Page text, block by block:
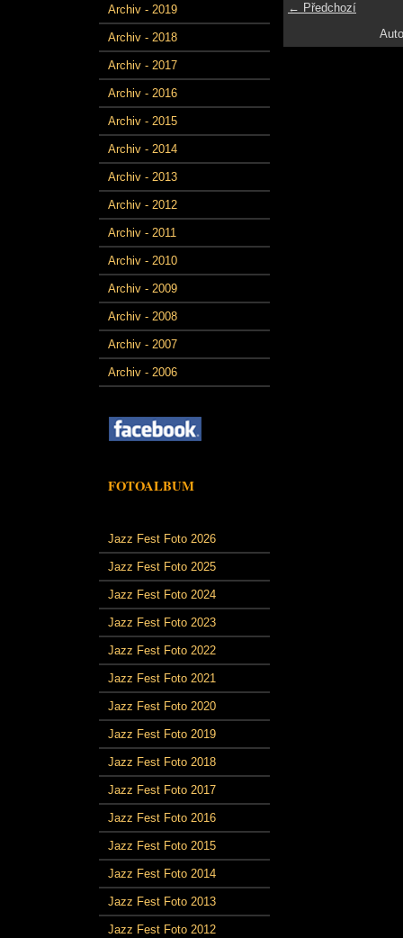
Archiv - 2019
Archiv - 2018
Archiv - 2017
Archiv - 2016
Archiv - 2015
Archiv - 2014
Archiv - 2013
Archiv - 2012
Archiv - 2011
Archiv - 2010
Archiv - 2009
Archiv - 2008
Archiv - 2007
Archiv - 2006
FOTOALBUM
Jazz Fest Foto 2026
Jazz Fest Foto 2025
Jazz Fest Foto 2024
Jazz Fest Foto 2023
Jazz Fest Foto 2022
Jazz Fest Foto 2021
Jazz Fest Foto 2020
Jazz Fest Foto 2019
Jazz Fest Foto 2018
Jazz Fest Foto 2017
Jazz Fest Foto 2016
Jazz Fest Foto 2015
Jazz Fest Foto 2014
Jazz Fest Foto 2013
Jazz Fest Foto 2012
← Předchozí